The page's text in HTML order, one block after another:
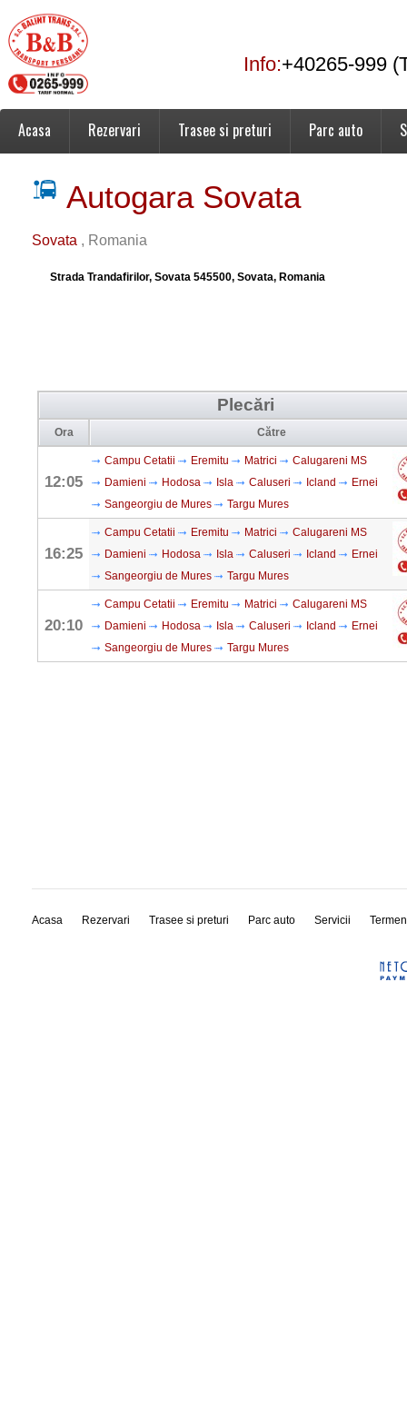
Info:+40265-999
Acasa Rezervari Trasee si preturi Parc auto
Autogara Sovata
Sovata , Romania
Strada Trandafirilor, Sovata 545500, Sovata, Romania
Plecări
Ora Către
12:05
Campu Cetatii Eremitu Matrici
Calugareni MS
Damieni
Hodosa Isla Caluseri Icland
Ernei
Sangeorgiu de Mures
Targu Mures
16:25
Campu Cetatii Eremitu Matrici
Calugareni MS
Damieni
Hodosa Isla Caluseri Icland
Ernei
Sangeorgiu de Mures
Targu Mures
20:10
Campu Cetatii Eremitu Matrici
Calugareni MS
Damieni
Hodosa Isla Caluseri Icland
Ernei
Sangeorgiu de Mures
Targu Mures
Acasa Rezervari Trasee si preturi Parc auto Servicii